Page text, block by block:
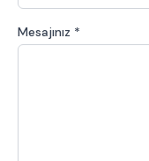
Mesajınız *